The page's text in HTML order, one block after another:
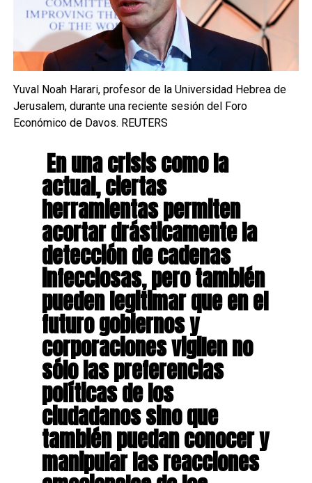
Yuval Noah Harari, profesor de la Universidad Hebrea de
Jerusalem, durante una reciente sesión del Foro
Económico de Davos. REUTERS
En una crisis como la
actual, ciertas
herramientas permiten
acortar drásticamente la
detección de cadenas
infecciosas, pero también
pueden legitimar que en el
futuro gobiernos y
corporaciones vigilen no
sólo las preferencias
políticas de los
ciudadanos sino que
también puedan conocer y
manipular las reacciones